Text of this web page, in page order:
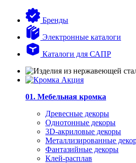
Бренды
Электронные каталоги
Каталоги для САПР
01. Мебельная кромка
Древесные декоры
Однотонные декоры
3D-акриловые декоры
Металлизированные
Фантазийные декоры
Клей-расплав